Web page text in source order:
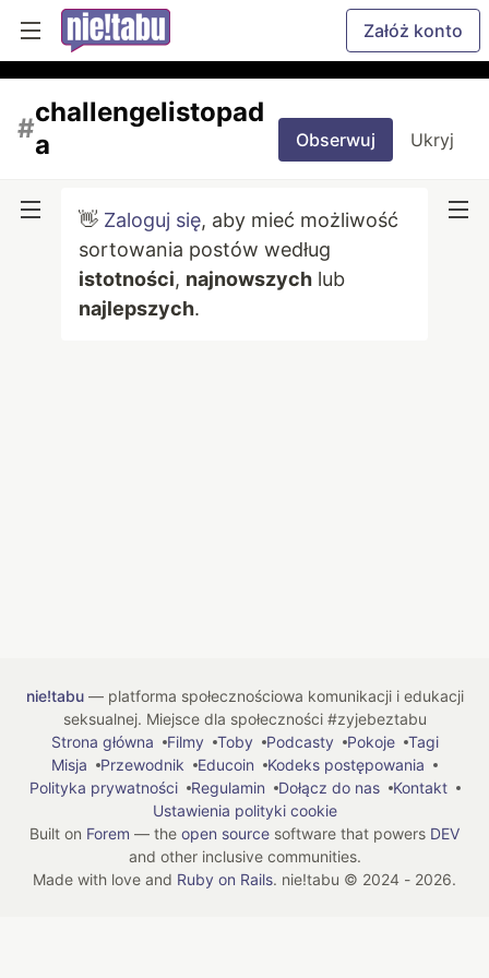
Załóż konto
#
challengelistopad
a
Obserwuj Ukryj
👋 Zaloguj się, aby mieć możliwość
sortowania postów według
istotności, najnowszych lub
najlepszych.
nie!tabu— platforma społecznościowa komunikacji i edukacji
seksualnej. Miejsce dla społeczności #zyjebeztabu
Strona główna
Filmy Toby Podcasty Pokoje
Tagi
Misja
Przewodnik Educoin
Kodeks postępowania
Polityka prywatności
Regulamin Dołącz do nas
Kontakt
Ustawienia polityki cookie
Built on Forem — the open source software that powers DEV
and other inclusive communities.
Made with love and Ruby on Rails. nie!tabu © 2024 - 2026.